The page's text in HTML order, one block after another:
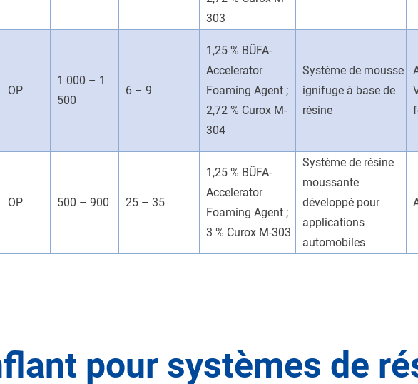
303
OP
1 000 – 1
500
6 – 9
1,25 % BÜFA-
Accelerator
Foaming Agent ;
2,72 % Curox M-
304
Système de mousse
ignifuge à base de
résine
OP 500 – 900 25 – 35
1,25 % BÜFA-
Accelerator
Foaming Agent ;
3 % Curox M-303
Système de résine
moussante
développé pour
applications
automobiles
pour systèmes de